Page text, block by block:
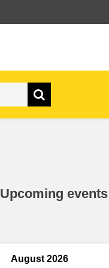
el sector público
Upcoming events
August 2026